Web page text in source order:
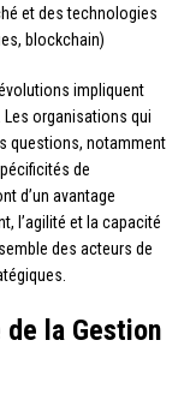
et des technologies
blockchain)
impliquent
organisations qui
questions, notamment
de
d’un avantage
l’agilité et la capacité
des acteurs de
la Gestion